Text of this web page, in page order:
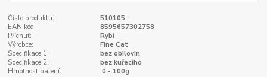
Číslo produktu:
510105
EAN kód:
8595657302758
Příchuť:
Rybí
Výrobce:
Fine Cat
Specifikace 1:
bez obilovin
Specifikace 2:
bez kuřecího
Hmotnost balení:
.0 - 100g